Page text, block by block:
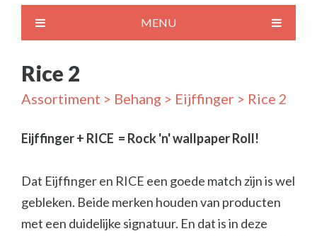
MENU
Rice 2
Assortiment > Behang > Eijffinger > Rice 2
Eijffinger + RICE = Rock 'n' wallpaper Roll!
Dat Eijffinger en RICE een goede match zijn is wel
gebleken. Beide merken houden van producten
met een duidelijke signatuur. En dat is in deze